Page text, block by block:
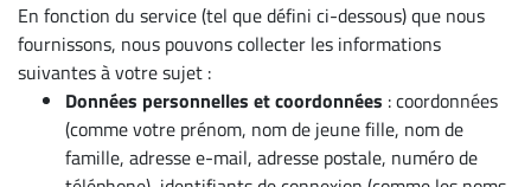
En fonction du service (tel que défini ci-dessous) que nous
fournissons, nous pouvons collecter les informations
suivantes à votre sujet :
Données personnelles et coordonnées : coordonnées
(comme votre prénom, nom de jeune fille, nom de
famille, adresse e-mail, adresse postale, numéro de